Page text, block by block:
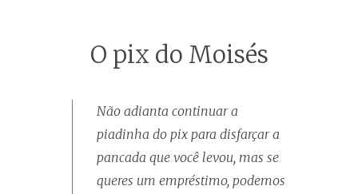
O pix do Moisés
Não adianta continuar a
piadinha do pix para disfarçar a
pancada que você levou, mas se
queres um empréstimo, podemos